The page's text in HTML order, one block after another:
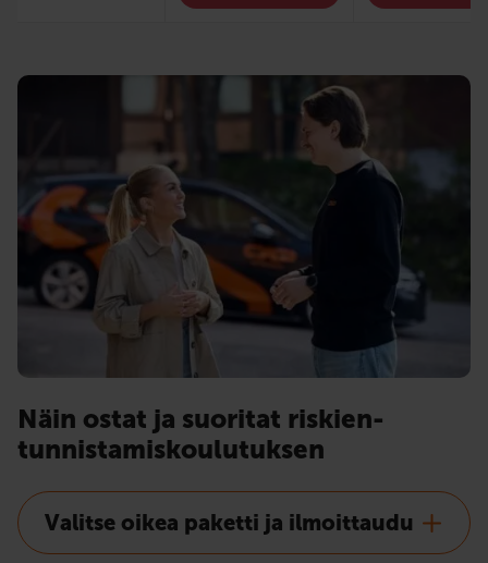
Näin ostat ja suoritat riskien­
tunnistamis­koulutuksen
Valitse oikea paketti ja ilmoittaudu